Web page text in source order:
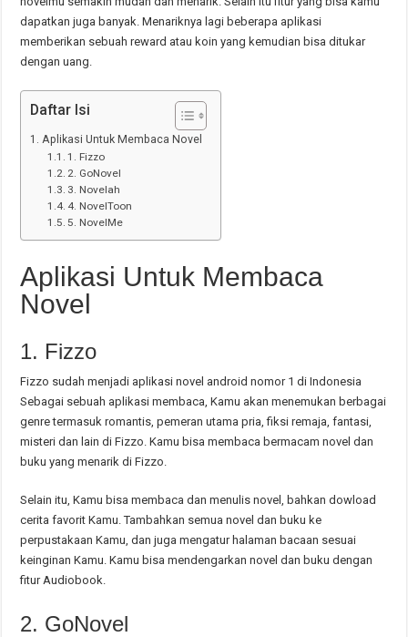
dapatkan juga banyak. Menariknya lagi beberapa aplikasi
memberikan sebuah reward atau koin yang kemudian bisa ditukar
dengan uang.
Daftar Isi
Aplikasi Untuk Membaca Novel
1. Fizzo
2. GoNovel
3. Novelah
4. NovelToon
5. NovelMe
Aplikasi Untuk Membaca
Novel
1. Fizzo
Fizzo sudah menjadi aplikasi novel android nomor 1 di Indonesia
Sebagai sebuah aplikasi membaca, Kamu akan menemukan berbagai
genre termasuk romantis, pemeran utama pria, fiksi remaja, fantasi,
misteri dan lain di Fizzo. Kamu bisa membaca bermacam novel dan
buku yang menarik di Fizzo.
Selain itu, Kamu bisa membaca dan menulis novel, bahkan dowload
cerita favorit Kamu. Tambahkan semua novel dan buku ke
perpustakaan Kamu, dan juga mengatur halaman bacaan sesuai
keinginan Kamu. Kamu bisa mendengarkan novel dan buku dengan
fitur Audiobook.
2. GoNovel